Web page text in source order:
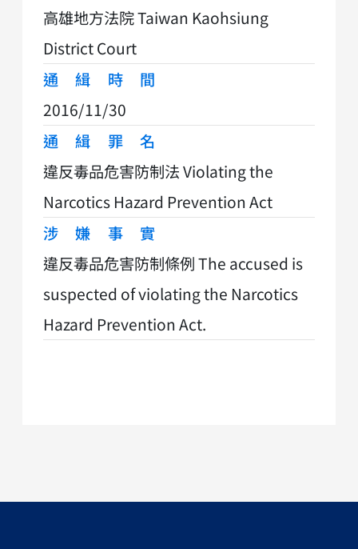
高雄地方法院 Taiwan Kaohsiung
District Court
通緝時間
2016/11/30
通緝罪名
違反毒品危害防制法 Violating the
Narcotics Hazard Prevention Act
涉嫌事實
違反毒品危害防制條例 The accused is
suspected of violating the Narcotics
Hazard Prevention Act.